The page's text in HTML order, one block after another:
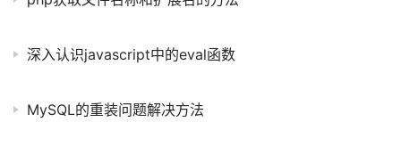
深入认识javascript中的eval函数
MySQL的重装问题解决方法